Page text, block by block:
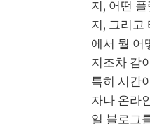
지, 어떤
지, 그리고
에서 뭘 어
지조차 감
특히 시간
자나 온라
일 블로그